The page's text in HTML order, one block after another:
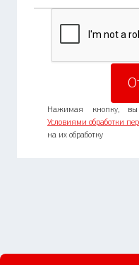
Нажимая кнопку,
Условиями обработки
на их обработку